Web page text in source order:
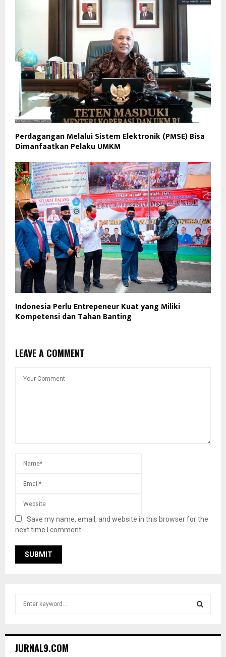
Perdagangan Melalui Sistem Elektronik (PMSE) Bisa
Dimanfaatkan Pelaku UMKM
Indonesia Perlu Entrepeneur Kuat yang Miliki
Kompetensi dan Tahan Banting
LEAVE A COMMENT
Save my name, email, and website in this browser for the
next time I comment.
h
JURNAL9.COM